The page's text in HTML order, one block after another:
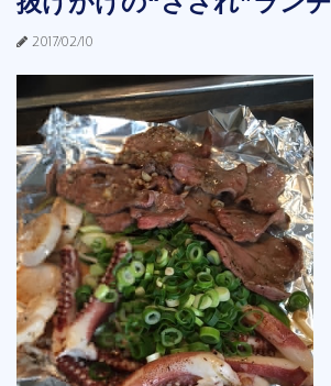
2017/02/10